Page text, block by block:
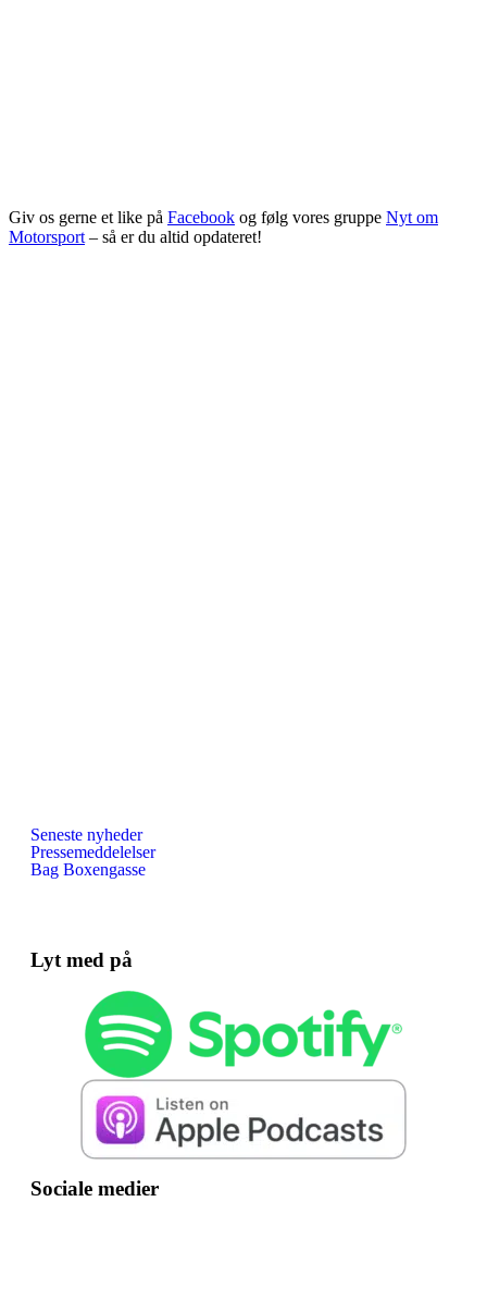
Giv os gerne et like på Facebook og følg vores gruppe Nyt om
Motorsport – så er du altid opdateret!
Seneste nyheder
Pressemeddelelser
Bag Boxengasse
Lyt med på
Sociale medier